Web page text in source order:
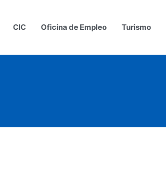
CIC Oficina de Empleo Turismo